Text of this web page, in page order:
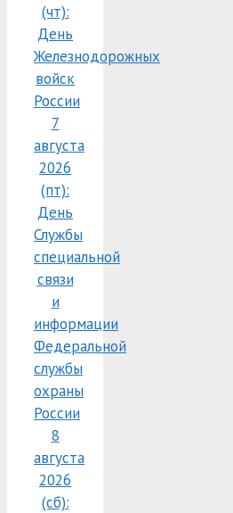
(чт):
День
Железнодорожных
войск
России
7
августа
2026
(пт):
День
Службы
специальной
связи
и
информации
Федеральной
службы
охраны
России
8
августа
2026
(сб):